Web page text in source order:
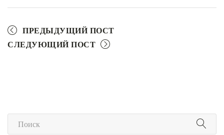
ПРЕДЫДУЩИЙ ПОСТ
СЛЕДУЮЩИЙ ПОСТ